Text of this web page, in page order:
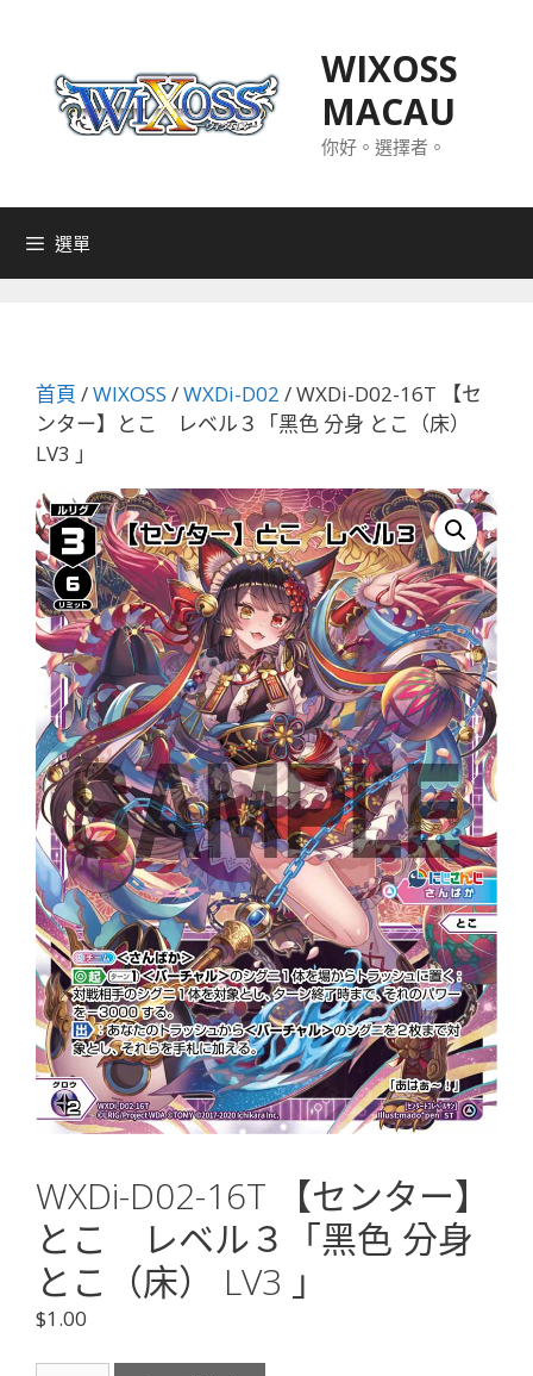
WIXOSS
MACAU
你好。選擇者。
選單
首頁 /WIXOSS /WXDi-D02 / WXDi-D02-16T 【セ
ンター】とこ レベル３「黑色 分身 とこ（床）
LV3 」
WXDi-D02-16T 【センター】
とこ レベル３「黑色 分身
とこ（床） LV3 」
$1.00